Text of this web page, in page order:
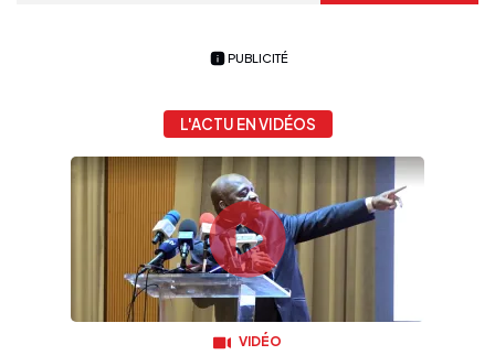
PUBLICITÉ
L'ACTU EN VIDÉOS
VIDÉO